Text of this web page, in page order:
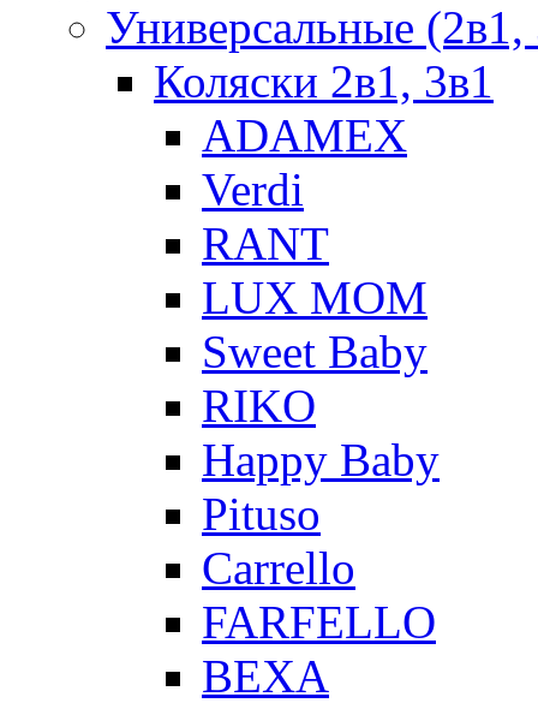
Универсальные (2в1,
Коляски 2в1, 3в1
ADAMEX
Verdi
RANT
LUX MOM
Sweet Baby
RIKO
Happy Baby
Pituso
Carrello
FARFELLO
BEXA